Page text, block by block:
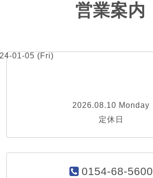
営業案内
01-05 (Fri)
2026.08.10 Monday
定休日
0154-68-5600